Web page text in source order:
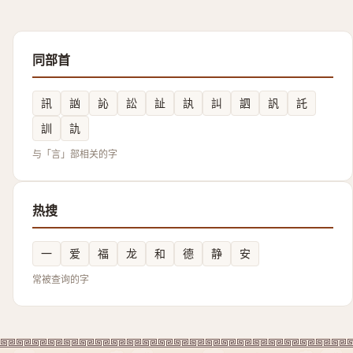
同部首
訊 訩 訫 訟 訨 訙 訆 訵 訉
託
訓
訅
与「言」部相关的字
热搜
一 爱 福 龙 和 德 静 安
常被查询的字